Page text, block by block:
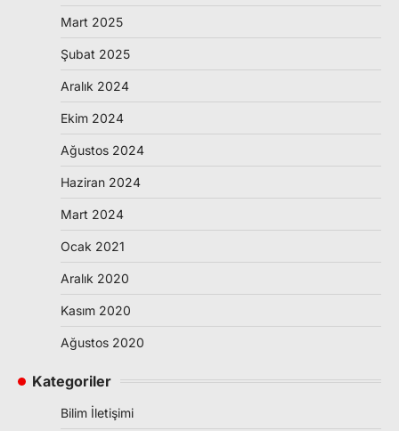
Mart 2025
Şubat 2025
Aralık 2024
Ekim 2024
Ağustos 2024
Haziran 2024
Mart 2024
Ocak 2021
Aralık 2020
Kasım 2020
Ağustos 2020
Kategoriler
Bilim İletişimi